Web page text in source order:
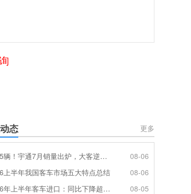
态 更多
2925辆！宇通7月销量出炉，大客逆势走强筑牢基本盘
08-06
上半年我国客车市场五大特点总结
08-06
2026年上半年客车进口：同比下降超4成，轻客主体地位凸显
08-05